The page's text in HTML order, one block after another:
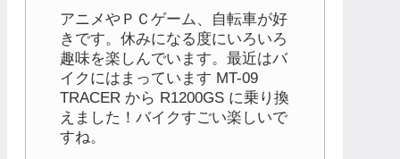
アニメやＰＣゲーム、自転車が好
きです。休みになる度にいろいろ
趣味を楽しんでいます。最近はバ
イクにはまっています MT-09
TRACER から R1200GS に乗り換
えました！バイクすごい楽しいで
すね。